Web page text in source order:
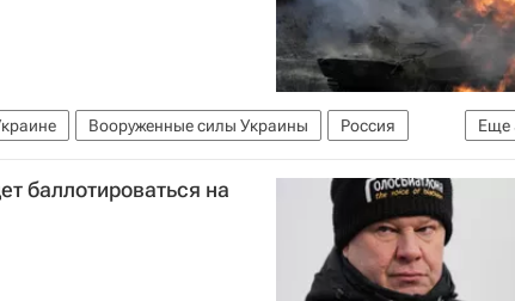
Еще
Вооруженные силы Украины
Россия
Херсонская область
РФ)
США
баллотироваться на